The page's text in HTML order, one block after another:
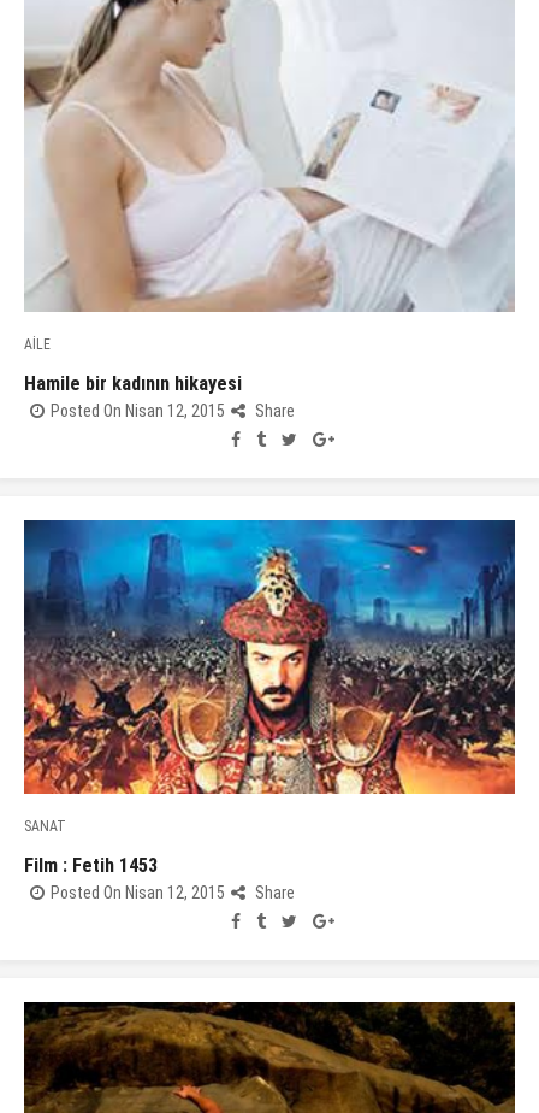
AİLE
Hamile bir kadının hikayesi
Posted On Nisan 12, 2015 Share
SANAT
Film : Fetih 1453
Posted On Nisan 12, 2015 Share